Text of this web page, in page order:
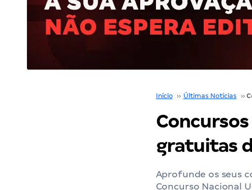
Início ›› Últimas Notícias ››
gratuitas
Aprofunde os seus
Concurso Nacional